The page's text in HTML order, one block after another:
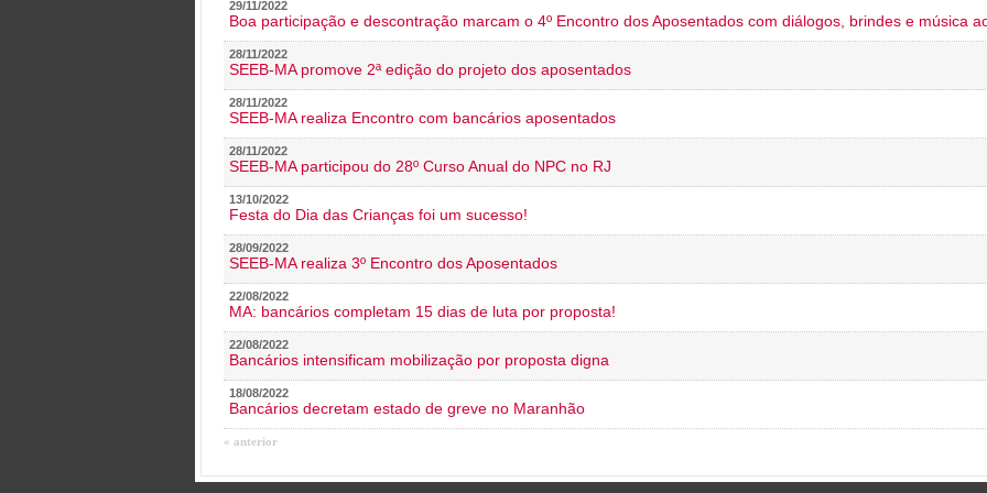
29/11/2022
Boa participação e descontração marcam o 4º Encontro dos Aposentados com diálogos, brindes e música
28/11/2022
SEEB-MA promove 2ª edição do projeto dos aposentados
28/11/2022
SEEB-MA realiza Encontro com bancários aposentados
28/11/2022
SEEB-MA participou do 28º Curso Anual do NPC no RJ
13/10/2022
Festa do Dia das Crianças foi um sucesso!
28/09/2022
SEEB-MA realiza 3º Encontro dos Aposentados
22/08/2022
MA: bancários completam 15 dias de luta por proposta!
22/08/2022
Bancários intensificam mobilização por proposta digna
18/08/2022
Bancários decretam estado de greve no Maranhão
« anterior